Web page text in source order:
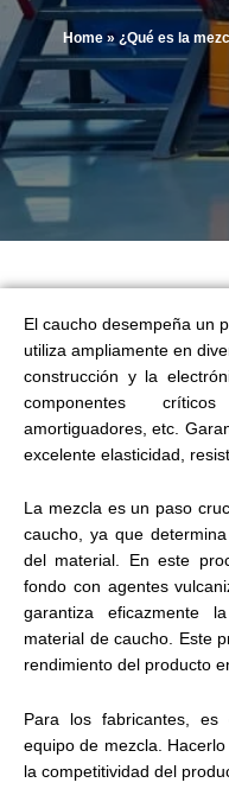
Home » ¿Qué es la
El caucho desempeña un
utiliza ampliamente en
construcción y la
componentes
amortiguadores, etc.
excelente elasticidad,
La mezcla es un paso
caucho, ya que
del material. En este
fondo con agentes
garantiza eficazmente
material de caucho. Este
rendimiento del producto
Para los fabricantes,
equipo de mezcla.
la competitividad del